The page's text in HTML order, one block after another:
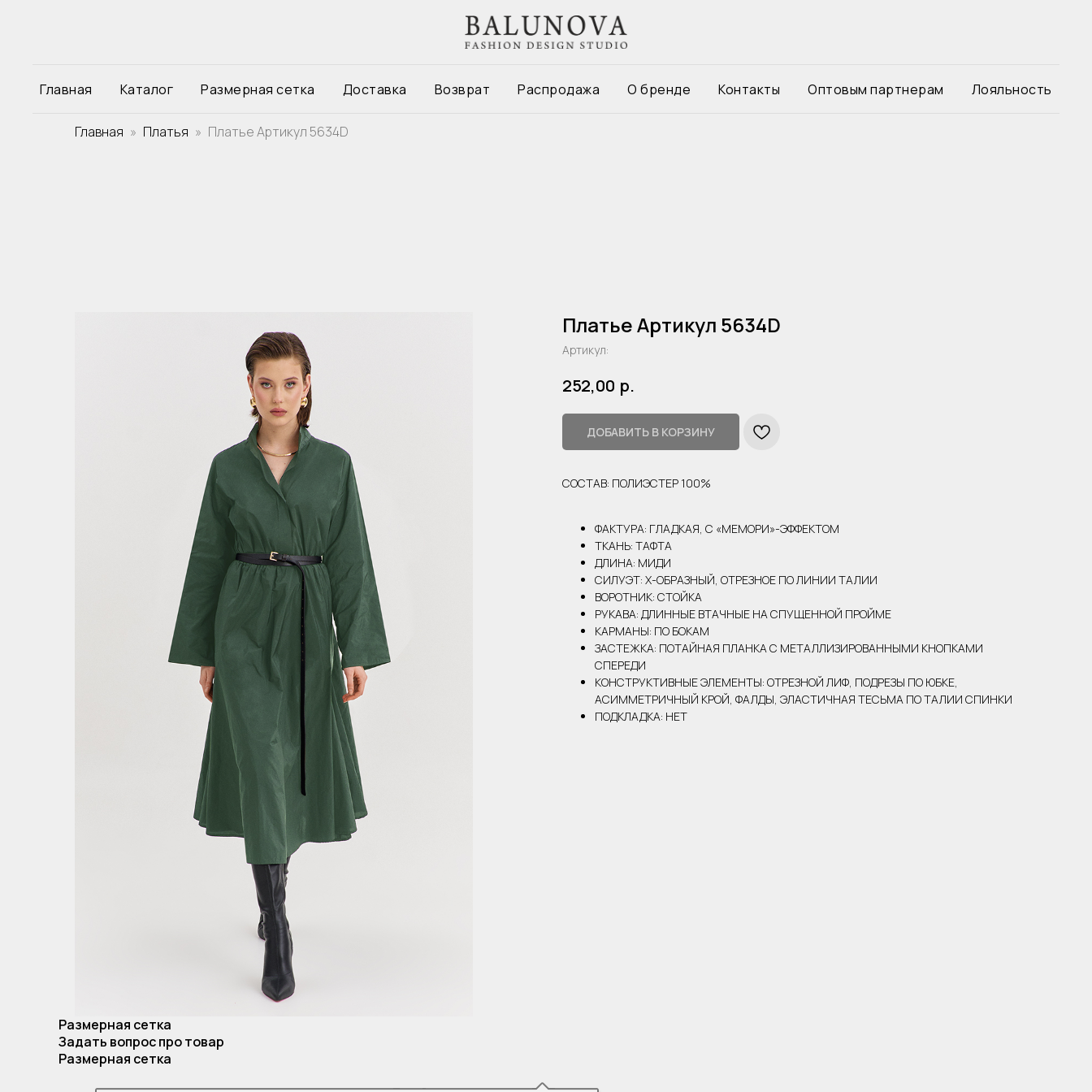
Главная Каталог Размерная сетка Доставка Возврат Распродажа О бренде Контакты Оптовым партнерам Лояльность
Главная Платья Платье Артикул 5634D
Платье Артикул 5634D
Артикул:
252,00 р.
ДОБАВИТЬ В КОРЗИНУ
СОСТАВ: ПОЛИЭСТЕР 100%
ФАКТУРА: ГЛАДКАЯ, С «МЕМОРИ»-ЭФФЕКТОМ
ТКАНЬ: ТАФТА
ДЛИНА: МИДИ
СИЛУЭТ: X-ОБРАЗНЫЙ, ОТРЕЗНОЕ ПО ЛИНИИ ТАЛИИ
ВОРОТНИК: СТОЙКА
РУКАВА: ДЛИННЫЕ ВТАЧНЫЕ НА СПУЩЕННОЙ ПРОЙМЕ
КАРМАНЫ: ПО БОКАМ
ЗАСТЕЖКА: ПОТАЙНАЯ ПЛАНКА С МЕТАЛЛИЗИРОВАННЫМИ КНОПКАМИ
СПЕРЕДИ
КОНСТРУКТИВНЫЕ ЭЛЕМЕНТЫ: ОТРЕЗНОЙ ЛИФ, ПОДРЕЗЫ ПО ЮБКЕ,
АСИММЕТРИЧНЫЙ КРОЙ, ФАЛДЫ, ЭЛАСТИЧНАЯ ТЕСЬМА ПО ТАЛИИ СПИНКИ
ПОДКЛАДКА: НЕТ
Размерная сетка
Задать вопрос про товар
Размерная сетка